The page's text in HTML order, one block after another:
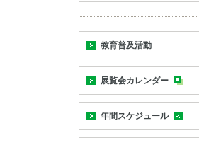
教育普及活動
展覧会カレンダー
年間スケジュール